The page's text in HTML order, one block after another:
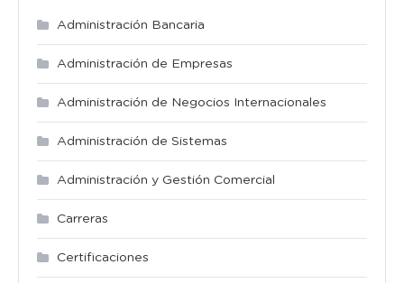
Administración Bancaria
Administración de Empresas
Administración de Negocios Internacionales
Administración de Sistemas
Administración y Gestión Comercial
Carreras
Certificaciones